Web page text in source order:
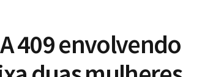
409 envolvendo